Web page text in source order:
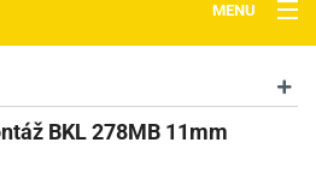
MENU
BKL 278MB 11mm